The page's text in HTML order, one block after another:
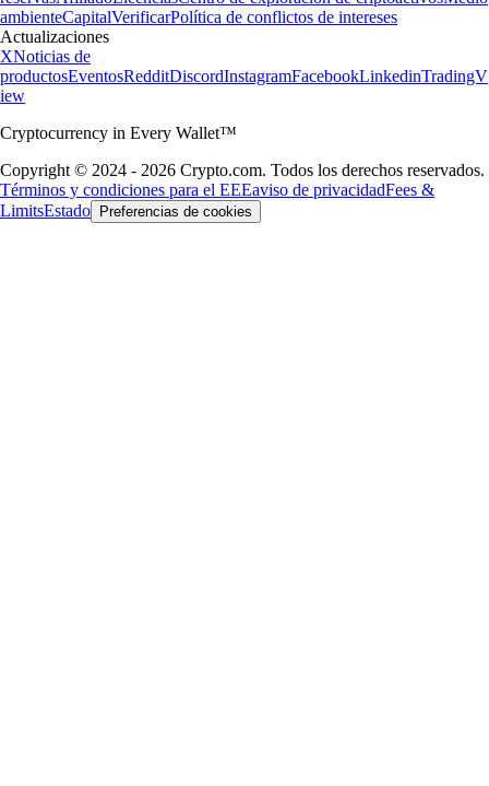
ambienteCapitalVerificarPolítica de conflictos de intereses
Actualizaciones
XNoticias de
productosEventosRedditDiscordInstagramFacebookLinkedinTradingV
iew
Cryptocurrency in Every Wallet™
Copyright © 2024 - 2026 Crypto.com. Todos los derechos reservados.
Términos y condiciones para el EEEaviso de privacidadFees &
LimitsEstado Preferencias de cookies